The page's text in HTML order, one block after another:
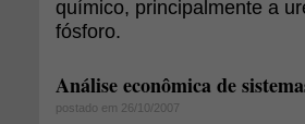
químico, principalmente a
fósforo.
Análise econômica de
postado em 26/10/2007